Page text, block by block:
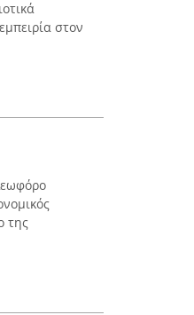
στον
της